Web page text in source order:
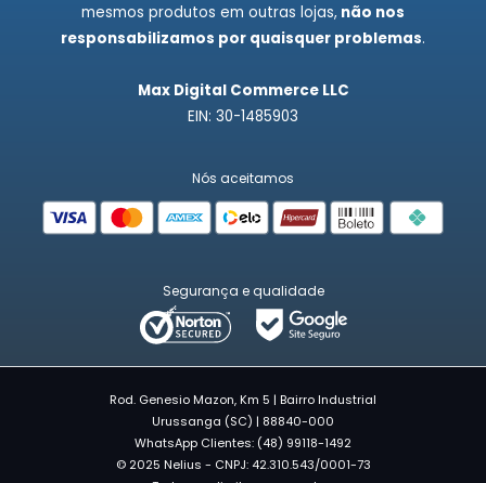
mesmos produtos em outras lojas, não nos
responsabilizamos por quaisquer problemas.
Max Digital Commerce LLC
EIN: 30-1485903
Nós aceitamos
Segurança e qualidade
Rod. Genesio Mazon, Km 5 | Bairro Industrial
Urussanga (SC) | 88840-000
WhatsApp Clientes: (48) 99118-1492
© 2025 Nelius - CNPJ: 42.310.543/0001-73